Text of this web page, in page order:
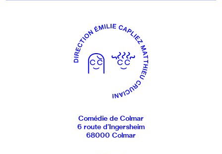
Comédie de Colmar
6 route d’Ingersheim
68000 Colmar